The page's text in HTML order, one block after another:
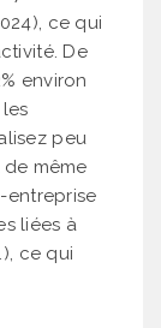
ce qui
De
environ
peu
même
entreprise
liées à
ce qui